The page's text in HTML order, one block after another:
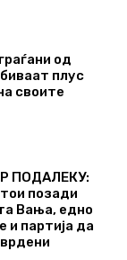
од
плус
своите
ПОДАЛЕКУ:
позади
Вања, едно
и партија да